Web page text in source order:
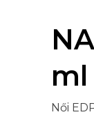
ml
Női